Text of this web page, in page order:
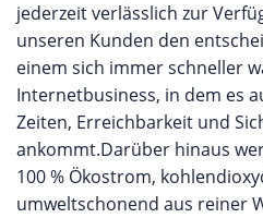
jederzeit verlässlich zur
unseren Kunden den
einem sich immer schneller
Internetbusiness, in dem es
Zeiten, Erreichbarkeit und
ankommt.Darüber hinaus
100 % Ökostrom,
umweltschonend aus reiner